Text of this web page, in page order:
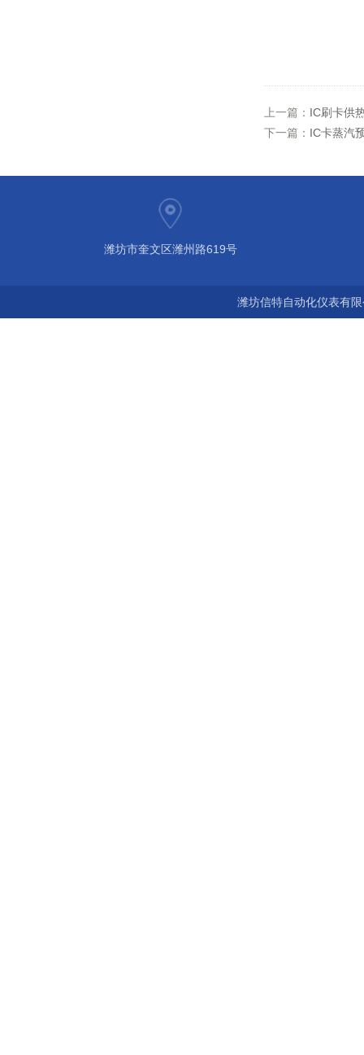
上一篇： IC刷卡供
下一篇： IC卡蒸汽
潍坊市奎文区潍州路619号
潍坊信特自动化仪表有